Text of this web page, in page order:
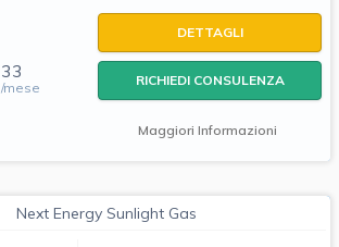
33
/mese
DETTAGLI
RICHIEDI CONSULENZA
Maggiori Informazioni
Next Energy Sunlight Gas